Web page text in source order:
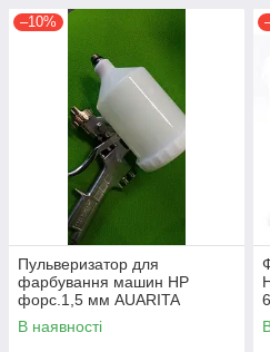
–10%
Пульверизатор для
фарбування машин HP
форс.1,5 мм AUARITA
верхній пластиковий бачок S-
990P-1.5
В наявності